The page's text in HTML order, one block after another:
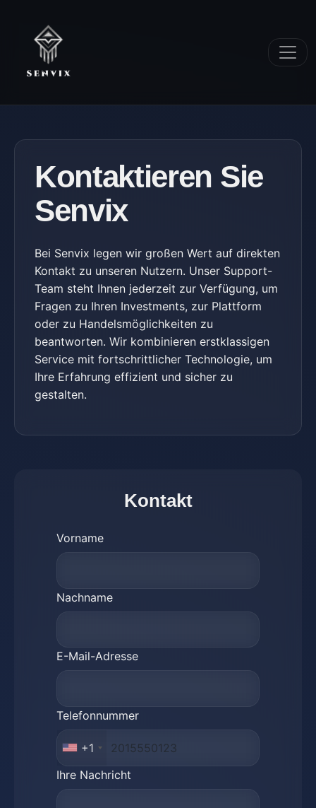
Kontaktieren Sie
Senvix
Bei Senvix legen wir großen Wert auf direkten
Kontakt zu unseren Nutzern. Unser Support-
Team steht Ihnen jederzeit zur Verfügung, um
Fragen zu Ihren Investments, zur Plattform
oder zu Handelsmöglichkeiten zu
beantworten. Wir kombinieren erstklassigen
Service mit fortschrittlicher Technologie, um
Ihre Erfahrung effizient und sicher zu
gestalten.
Kontakt
Vorname
Nachname
E-Mail-Adresse
Telefonnummer
+1
Ihre Nachricht